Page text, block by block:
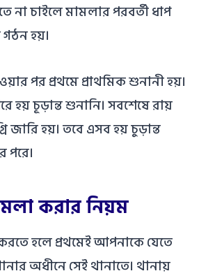
চাইলে মামলার পরবর্তী ধাপ
গঠন হয়।
পর প্রথমে প্রাথমিক শুনানী হয়।
হয় চূড়ান্ত শুনানি। সবশেষে রায়
জারি হয়। তবে এসব হয় চুড়ান্ত
পরে।
করার নিয়ম
হলে প্রথমেই আপনাকে যেতে
অধীনে সেই থানাতে। থানায়